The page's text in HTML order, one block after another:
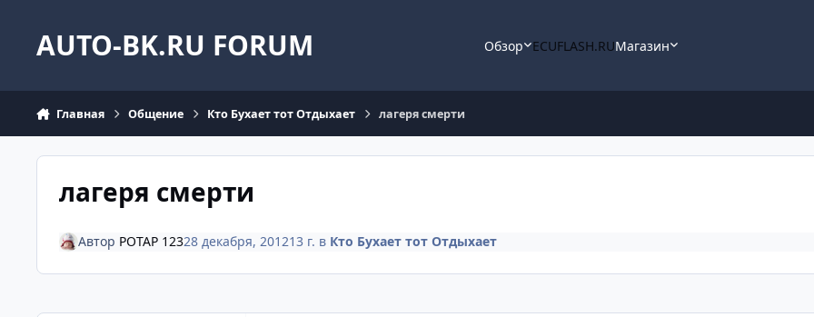
AUTO-BK.RU FORUM Обзор ECUFLASH.RUМагазин
Главная Общение Кто Бухает тот Отдыхает лагеря смерти
лагеря смерти
Автор POTAP 12328 декабря, 201213 г. в Кто Бухает тот Отдыхает